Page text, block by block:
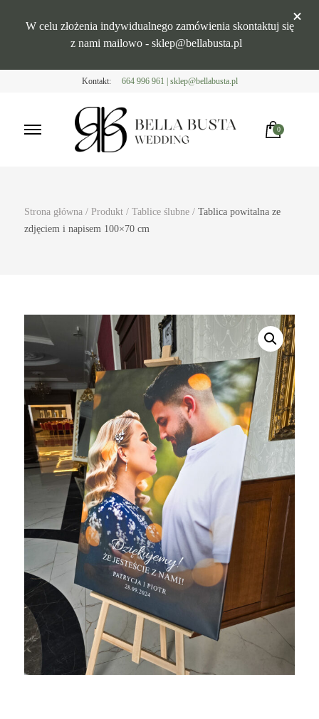
W celu złożenia indywidualnego zamówienia skontaktuj się
z nami mailowo - sklep@bellabusta.pl
Kontakt: 664 996 961 | sklep@bellabusta.pl
0
Strona główna / Produkt / Tablice ślubne / Tablica powitalna ze
zdjęciem i napisem 100×70 cm